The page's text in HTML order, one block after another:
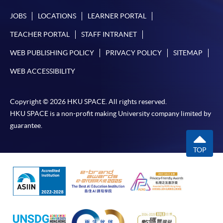
JOBS LOCATIONS LEARNER PORTAL
TEACHER PORTAL STAFF INTRANET
WEB PUBLISHING POLICY PRIVACY POLICY SITEMAP
WEB ACCESSIBILITY
Copyright © 2026 HKU SPACE. All rights reserved.
HKU SPACE is a non-profit making University company limited by
guarantee.
TOP